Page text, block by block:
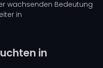
wachsenden Bedeutung
in
in